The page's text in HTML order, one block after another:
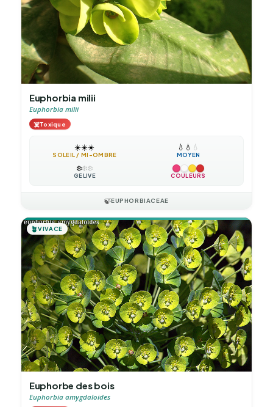
Euphorbia milii
Euphorbia milii
☠️Toxique
☀️☀️☀️
SOLEIL / MI-OMBRE
💧 💧 💧
MOYEN
❄️❄️❄️
GÉLIVE COULEURS
🍃EUPHORBIACEAE
🪴VIVACE
Euphorbe des bois
Euphorbia amygdaloides